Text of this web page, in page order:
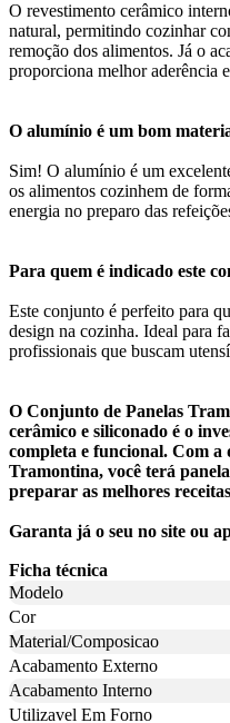
O revestimento cerâmico
natural, permitindo cozinhar
remoção dos alimentos. Já o
proporciona melhor aderência
O alumínio é um bom
Sim! O alumínio é um
os alimentos cozinhem de
energia no preparo das
Para quem é indicado este
Este conjunto é perfeito para
design na cozinha. Ideal para
profissionais que buscam
O Conjunto de Panelas
cerâmico e siliconado é o
completa e funcional. Com
Tramontina, você terá
preparar as melhores
Garanta já o seu no site ou
Ficha técnica
Modelo
Cor
Material/Composicao
Acabamento Externo
Acabamento Interno
Utilizavel Em Forno